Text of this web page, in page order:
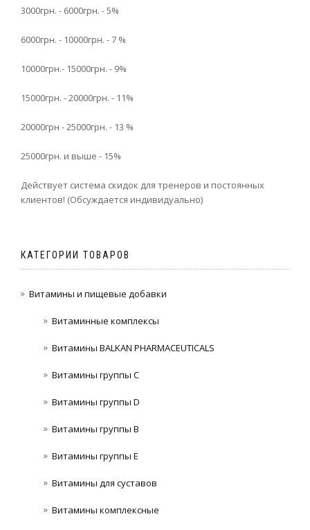
3000грн. - 6000грн. - 5%
6000грн. - 10000грн. - 7 %
10000грн.- 15000грн. - 9%
15000грн. - 20000грн. - 11%
20000грн - 25000грн. - 13 %
25000грн. и выше - 15%
Действует система скидок для тренеров и постоянных
клиентов! (Обсуждается индивидуально)
КАТЕГОРИИ ТОВАРОВ
Витамины и пищевые добавки
Витаминные комплексы
Витамины BALKAN PHARMACEUTICALS
Витамины группы C
Витамины группы D
Витамины группы В
Витамины группы Е
Витамины для суставов
Витамины комплексные